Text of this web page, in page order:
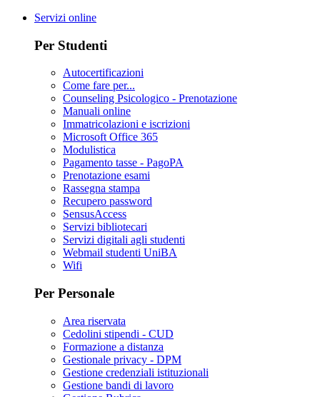
Servizi online
Per Studenti
Autocertificazioni
Come fare per...
Counseling Psicologico - Prenotazione
Manuali online
Immatricolazioni e iscrizioni
Microsoft Office 365
Modulistica
Pagamento tasse - PagoPA
Prenotazione esami
Rassegna stampa
Recupero password
SensusAccess
Servizi bibliotecari
Servizi digitali agli studenti
Webmail studenti UniBA
Wifi
Per Personale
Area riservata
Cedolini stipendi - CUD
Formazione a distanza
Gestionale privacy - DPM
Gestione credenziali istituzionali
Gestione bandi di lavoro